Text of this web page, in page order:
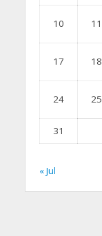
10 11
17 18
24 25
31
« Jul